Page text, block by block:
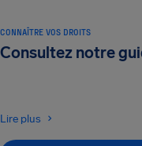
CONNAÎTRE VOS DROITS
Consultez notre
Lire plus